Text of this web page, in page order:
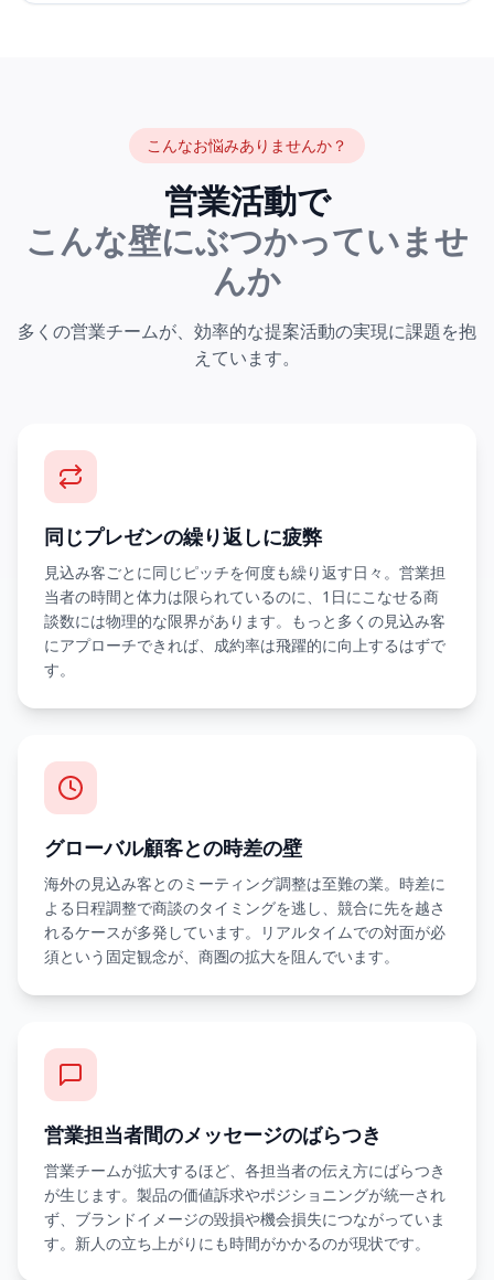
こんなお悩みありませんか？
営業活動で
こんな壁にぶつかっていませ
んか
多くの営業チームが、効率的な提案活動の実現に課題を抱
えています。
同じプレゼンの繰り返しに疲弊
見込み客ごとに同じピッチを何度も繰り返す日々。営業担
当者の時間と体力は限られているのに、1日にこなせる商
談数には物理的な限界があります。もっと多くの見込み客
にアプローチできれば、成約率は飛躍的に向上するはずで
す。
グローバル顧客との時差の壁
海外の見込み客とのミーティング調整は至難の業。時差に
よる日程調整で商談のタイミングを逃し、競合に先を越さ
れるケースが多発しています。リアルタイムでの対面が必
須という固定観念が、商圏の拡大を阻んでいます。
営業担当者間のメッセージのばらつき
営業チームが拡大するほど、各担当者の伝え方にばらつき
が生じます。製品の価値訴求やポジショニングが統一され
ず、ブランドイメージの毀損や機会損失につながっていま
す。新人の立ち上がりにも時間がかかるのが現状です。